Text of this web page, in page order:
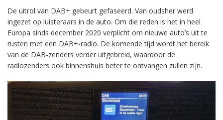
De uitrol van DAB+ gebeurt gefaseerd. Van oudsher werd
ingezet op luisteraars in de auto. Om die reden is het in heel
Europa sinds december 2020 verplicht om nieuwe auto’s uit te
rusten met een DAB+-radio. De komende tijd wordt het bereik
van de DAB-zenders verder uitgebreid, waardoor de
radiozenders ook binnenshuis beter te ontvangen zullen zijn.